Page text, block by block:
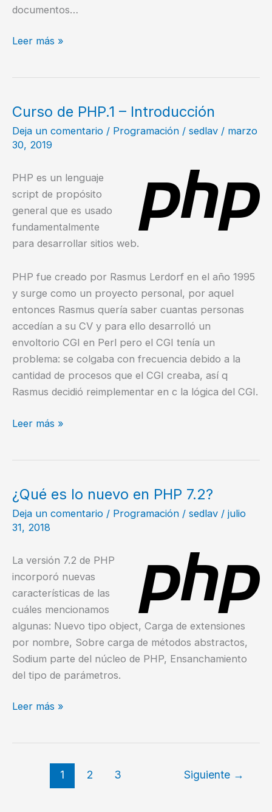
documentos…
Curso
Sintaxis
Leer más »
Curso de PHP.1 – Introducción
Deja un comentario / Programación / sedlav / marzo
30, 2019
PHP es un lenguaje
script de propósito
general que es usado
fundamentalmente
para desarrollar sitios web.
PHP fue creado por Rasmus Lerdorf en el año 1995
y surge como un proyecto personal, por aquel
entonces Rasmus quería saber cuantas personas
accedían a su CV y para ello desarrolló un
envoltorio CGI en Perl pero el CGI tenía un
problema: se colgaba con frecuencia debido a la
cantidad de procesos que el CGI creaba, así q
Rasmus decidió reimplementar en c la lógica del CGI.
Curso
Introducción
Leer más »
¿Qué es lo nuevo en PHP 7.2?
Deja un comentario / Programación / sedlav / julio
31, 2018
La versión 7.2 de PHP
incorporó nuevas
características de las
cuáles mencionamos
algunas: Nuevo tipo object, Carga de extensiones
por nombre, Sobre carga de métodos abstractos,
Sodium parte del núcleo de PHP, Ensanchamiento
del tipo de parámetros.
¿Qué
Leer más »
1 2 3 Siguiente →